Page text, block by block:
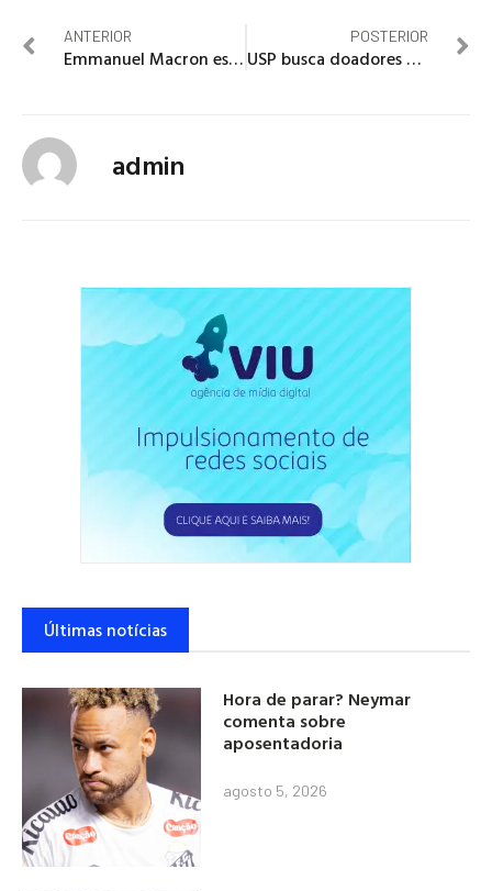
ANTERIOR
Emmanuel Macron estende quarentena na França até maio
POSTERIOR
USP busca doadores de plasma com anticorpos para covid-19
admin
Últimas notícias
Hora de parar? Neymar
comenta sobre
aposentadoria
agosto 5, 2026